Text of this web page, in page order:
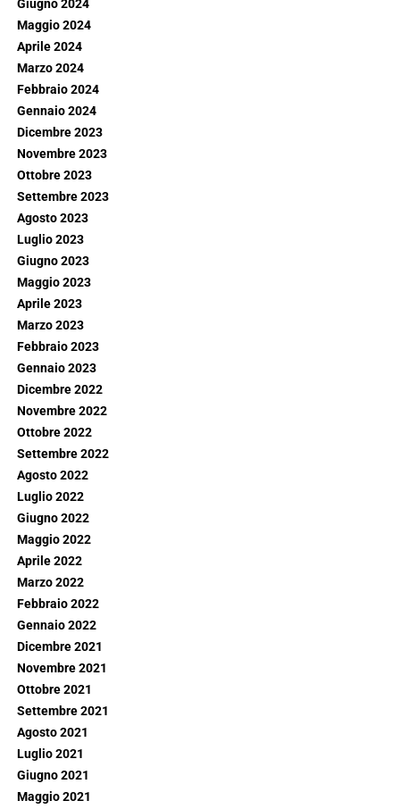
Giugno 2024
Maggio 2024
Aprile 2024
Marzo 2024
Febbraio 2024
Gennaio 2024
Dicembre 2023
Novembre 2023
Ottobre 2023
Settembre 2023
Agosto 2023
Luglio 2023
Giugno 2023
Maggio 2023
Aprile 2023
Marzo 2023
Febbraio 2023
Gennaio 2023
Dicembre 2022
Novembre 2022
Ottobre 2022
Settembre 2022
Agosto 2022
Luglio 2022
Giugno 2022
Maggio 2022
Aprile 2022
Marzo 2022
Febbraio 2022
Gennaio 2022
Dicembre 2021
Novembre 2021
Ottobre 2021
Settembre 2021
Agosto 2021
Luglio 2021
Giugno 2021
Maggio 2021